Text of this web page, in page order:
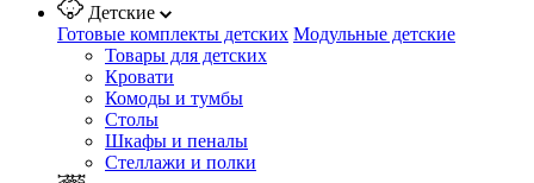
Детские
Готовые комплекты детских Модульные детские
Товары для детских
Кровати
Комоды и тумбы
Столы
Шкафы и пеналы
Стеллажи и полки